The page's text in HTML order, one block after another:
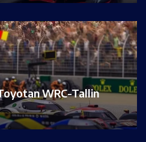
WRC-Tallin